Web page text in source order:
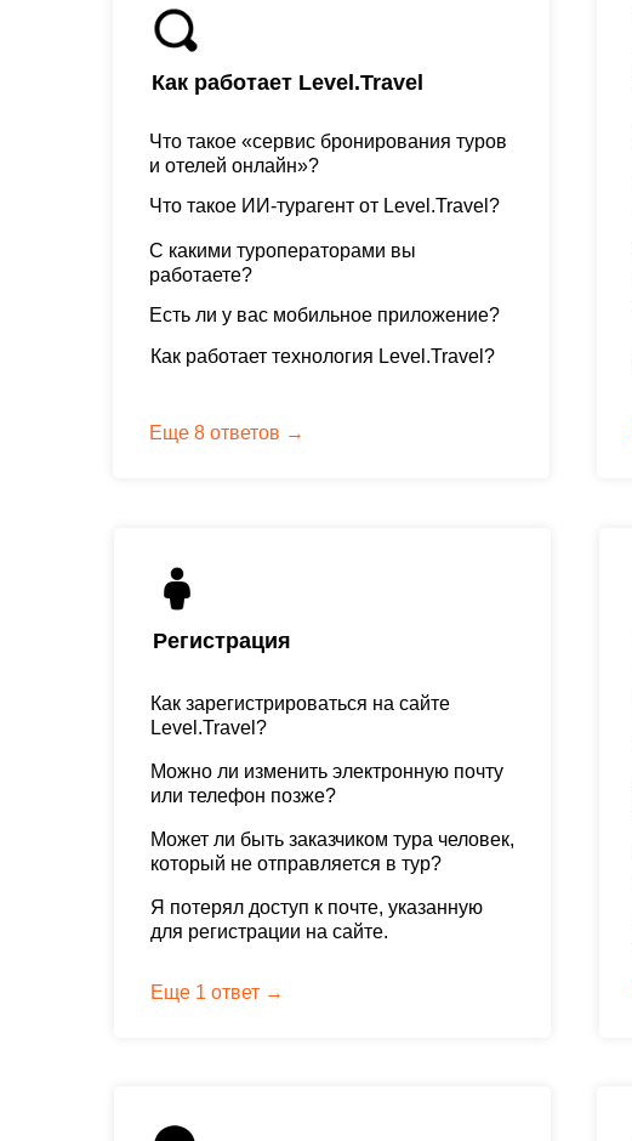
Как работает Level.Travel
Еще 8 ответов →
Что такое «сервис бронирования туров
и отелей онлайн»?
Что такое ИИ-турагент от Level.Travel?
С какими туроператорами вы
работаете?
Есть ли у вас мобильное приложение?
Как работает технология Level.Travel?
Регистрация
Можно ли изменить электронную почту
или телефон позже?
Может ли быть заказчиком тура человек,
который не отправляется в тур?
Я потерял доступ к почте, указанную
для регистрации на сайте.
Как зарегистрироваться на сайте
Level.Travel?
Еще 1 ответ →